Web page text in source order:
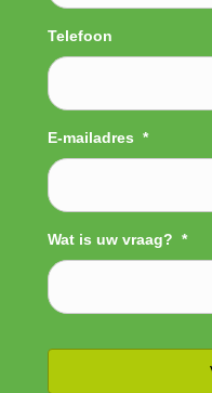
Telefoon
E-mailadres *
Wat is uw vraag? *